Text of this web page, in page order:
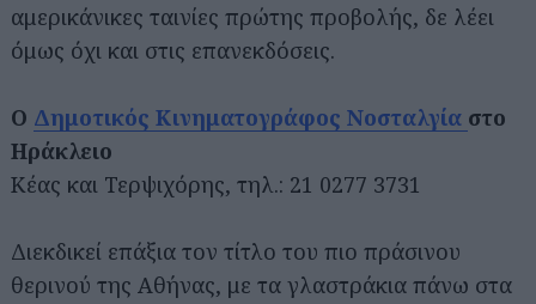
αμερικάνικες ταινίες πρώτης προβολής, δε λέει
όμως όχι και στις επανεκδόσεις.
Ο Δημοτικός Κινηματογράφος Νοσταλγία στο
Ηράκλειο
Κέας και Τερψιχόρης, τηλ.: 21 0277 3731
Διεκδικεί επάξια τον τίτλο του πιο πράσινου
θερινού της Αθήνας, με τα γλαστράκια πάνω στα